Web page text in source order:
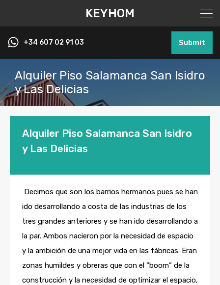
KEYHOM
+34 607 02 91 03 Submit
Alquiler Piso Salamanca San Isidro
y Las Delicias
Alquiler Piso Salamanca San Isidro
y Las Delicias
Decimos que son los barrios hermanos pues se han
ido desarrollando a costa de las industrias de los
tres grandes anteriores y se han ido desarrollando a
la par. Ambos nacieron por la necesidad de espacio
y la ambición de una mejor vida en las fábricas. Eran
zonas humildes y obreras que con el “boom” de la
construcción y la necesidad de optimizar el espacio,